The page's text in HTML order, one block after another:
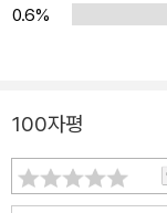
0.6%
100자평